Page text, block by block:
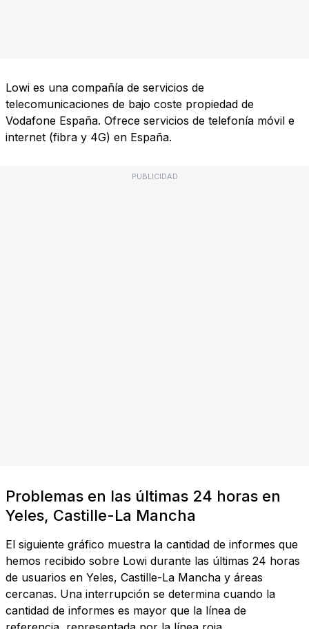
Lowi es una compañía de servicios de
telecomunicaciones de bajo coste propiedad de
Vodafone España. Ofrece servicios de telefonía móvil e
internet (fibra y 4G) en España.
PUBLICIDAD
Problemas en las últimas 24 horas en
Yeles, Castille-La Mancha
El siguiente gráfico muestra la cantidad de informes que
hemos recibido sobre Lowi durante las últimas 24 horas
de usuarios en Yeles, Castille-La Mancha y áreas
cercanas. Una interrupción se determina cuando la
cantidad de informes es mayor que la línea de